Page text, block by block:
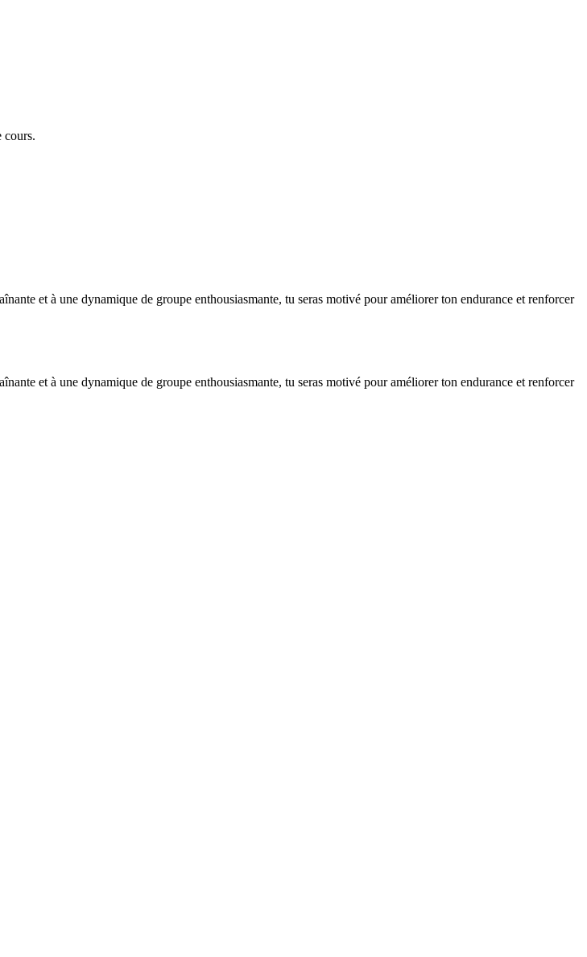
cours.
et à une dynamique de groupe enthousiasmante, tu seras motivé pour améliorer ton endurance et renforcer
et à une dynamique de groupe enthousiasmante, tu seras motivé pour améliorer ton endurance et renforcer